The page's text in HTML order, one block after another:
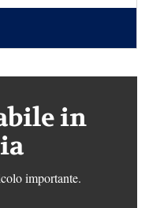
in
importante.